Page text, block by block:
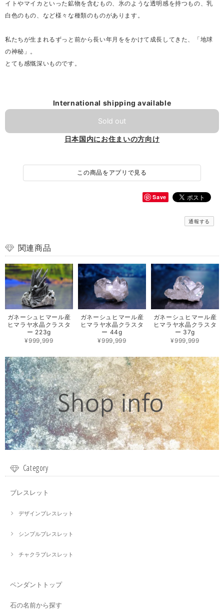
イトやマイカといった鉱物を含むもの、氷のような透明感を持つもの、乳
白色のもの、など様々な種類のものがあります。
私たちが生まれるずっと前から長い年月ををかけて成長してきた、「地球
の神秘」。
とても感慨深いものです。
International shipping available
Sold out
日本国内にお住まいの方向け
この商品をアプリで見る
Save
通報する
関連商品
ガネーシュヒマール産
ヒマラヤ水晶クラスタ
ー 223g
¥999,999
ガネーシュヒマール産
ヒマラヤ水晶クラスタ
ー 44g
¥999,999
ガネーシュヒマール産
ヒマラヤ水晶クラスタ
ー 37g
¥999,999
Category
ブレスレット
デザインブレスレット
シンプルブレスレット
チャクラブレスレット
ペンダントトップ
石の名前から探す